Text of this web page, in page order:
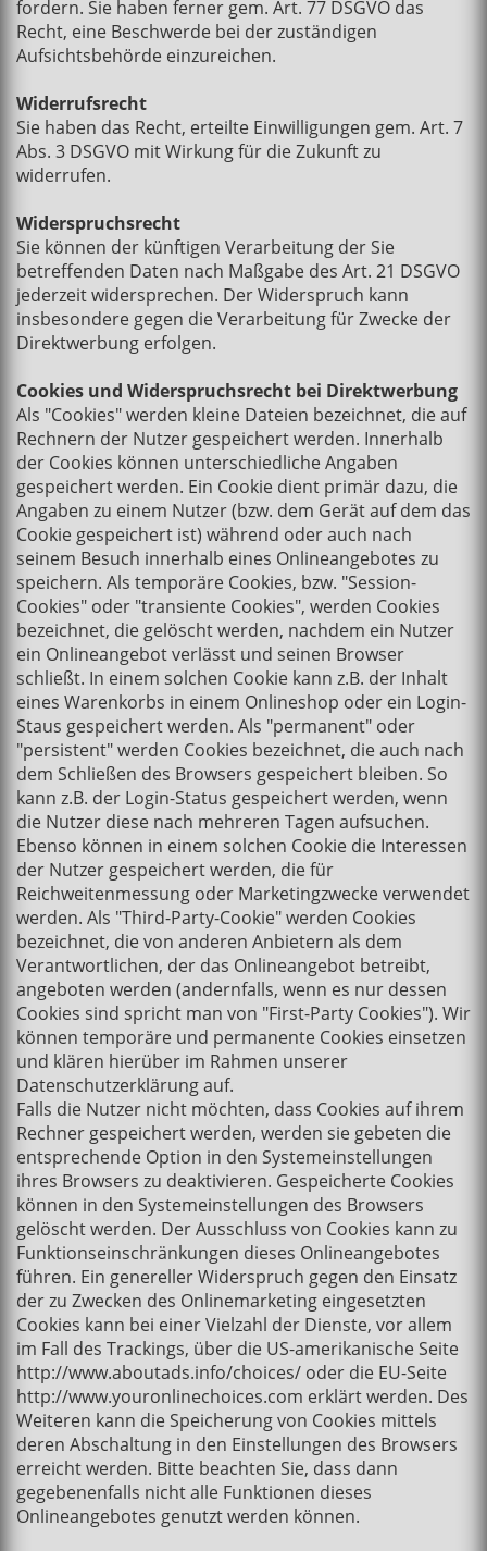
fordern. Sie haben ferner gem. Art. 77 DSGVO das
Recht, eine Beschwerde bei der zuständigen
Aufsichtsbehörde einzureichen.
Widerrufsrecht
Sie haben das Recht, erteilte Einwilligungen gem. Art. 7
Abs. 3 DSGVO mit Wirkung für die Zukunft zu
widerrufen.
Widerspruchsrecht
Sie können der künftigen Verarbeitung der Sie
betreffenden Daten nach Maßgabe des Art. 21 DSGVO
jederzeit widersprechen. Der Widerspruch kann
insbesondere gegen die Verarbeitung für Zwecke der
Direktwerbung erfolgen.
Cookies und Widerspruchsrecht bei Direktwerbung
Als "Cookies" werden kleine Dateien bezeichnet, die auf
Rechnern der Nutzer gespeichert werden. Innerhalb
der Cookies können unterschiedliche Angaben
gespeichert werden. Ein Cookie dient primär dazu, die
Angaben zu einem Nutzer (bzw. dem Gerät auf dem das
Cookie gespeichert ist) während oder auch nach
seinem Besuch innerhalb eines Onlineangebotes zu
speichern. Als temporäre Cookies, bzw. "Session-
Cookies" oder "transiente Cookies", werden Cookies
bezeichnet, die gelöscht werden, nachdem ein Nutzer
ein Onlineangebot verlässt und seinen Browser
schließt. In einem solchen Cookie kann z.B. der Inhalt
eines Warenkorbs in einem Onlineshop oder ein Login-
Staus gespeichert werden. Als "permanent" oder
"persistent" werden Cookies bezeichnet, die auch nach
dem Schließen des Browsers gespeichert bleiben. So
kann z.B. der Login-Status gespeichert werden, wenn
die Nutzer diese nach mehreren Tagen aufsuchen.
Ebenso können in einem solchen Cookie die Interessen
der Nutzer gespeichert werden, die für
Reichweitenmessung oder Marketingzwecke verwendet
werden. Als "Third-Party-Cookie" werden Cookies
bezeichnet, die von anderen Anbietern als dem
Verantwortlichen, der das Onlineangebot betreibt,
angeboten werden (andernfalls, wenn es nur dessen
Cookies sind spricht man von "First-Party Cookies"). Wir
können temporäre und permanente Cookies einsetzen
und klären hierüber im Rahmen unserer
Datenschutzerklärung auf.
Falls die Nutzer nicht möchten, dass Cookies auf ihrem
Rechner gespeichert werden, werden sie gebeten die
entsprechende Option in den Systemeinstellungen
ihres Browsers zu deaktivieren. Gespeicherte Cookies
können in den Systemeinstellungen des Browsers
gelöscht werden. Der Ausschluss von Cookies kann zu
Funktionseinschränkungen dieses Onlineangebotes
führen. Ein genereller Widerspruch gegen den Einsatz
der zu Zwecken des Onlinemarketing eingesetzten
Cookies kann bei einer Vielzahl der Dienste, vor allem
im Fall des Trackings, über die US-amerikanische Seite
http://www.aboutads.info/choices/ oder die EU-Seite
http://www.youronlinechoices.com erklärt werden. Des
Weiteren kann die Speicherung von Cookies mittels
deren Abschaltung in den Einstellungen des Browsers
erreicht werden. Bitte beachten Sie, dass dann
gegebenenfalls nicht alle Funktionen dieses
Onlineangebotes genutzt werden können.